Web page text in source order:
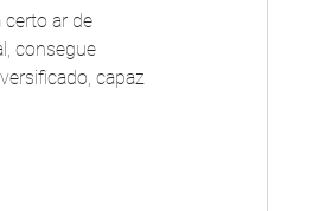
certo ar de
consegue
capaz